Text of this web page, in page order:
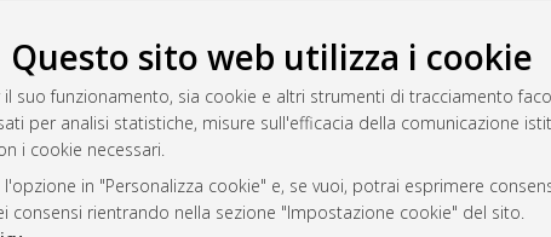
Questo sito web utilizza i cookie
suo funzionamento, sia cookie e altri strumenti di tracciamento
per analisi statistiche, misure sull'efficacia della comunicazione
i cookie necessari.
in "Personalizza cookie" e, se vuoi, potrai esprimere
consensi rientrando nella sezione "Impostazione cookie" del sito.
sulla privacy
del sito
Bologna, 2007-2026.